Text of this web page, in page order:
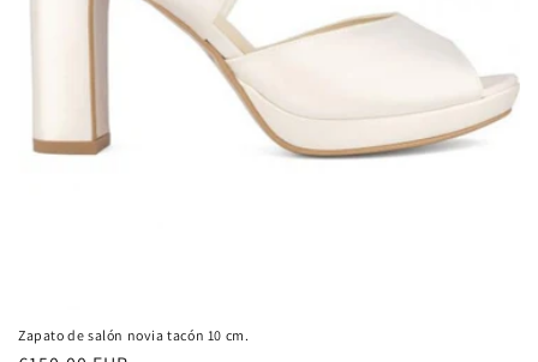
Zapato de salón novia tacón 10 cm.